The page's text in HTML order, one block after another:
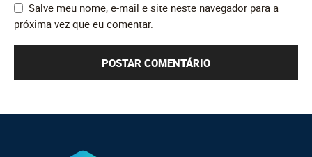
Salve meu nome, e-mail e site neste navegador para a
próxima vez que eu comentar.